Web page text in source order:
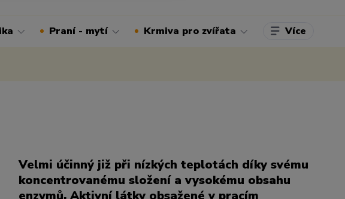
Praní - mytí Krmiva pro zvířata Více
Velmi účinný již při nízkých teplotách díky svému
koncentrovanému složení a vysokému obsahu
enzymů. Aktivní látky obsažené v pracím